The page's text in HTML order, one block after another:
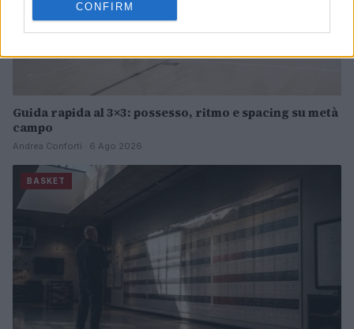
CONFIRM
Guida rapida al 3×3: possesso, ritmo e spacing su metà
campo
Andrea Conforti · 6 Ago 2026
BASKET